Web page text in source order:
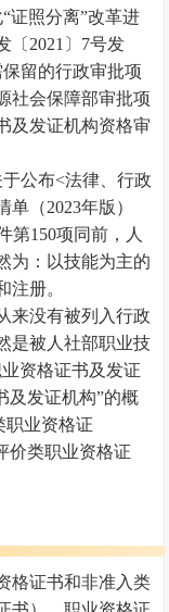
证照分离”改革进
〔2021〕7号发
留的行政审批项
社会保障部审批项
及发证机构资格审
公布<法律、行政
（2023年版）
第150项同前，人
为：以技能为主的
注册。
来没有被列入行政
是被人社部职业技
资格证书及发证
及发证机构”的概
职业资格证
价类职业资格证
格证书和非准入类